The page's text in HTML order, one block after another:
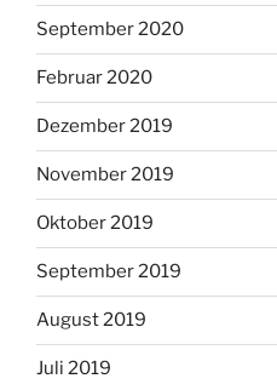
September 2020
Februar 2020
Dezember 2019
November 2019
Oktober 2019
September 2019
August 2019
Juli 2019